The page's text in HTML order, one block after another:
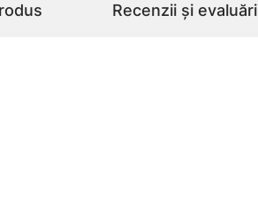
Recenzii și evaluări